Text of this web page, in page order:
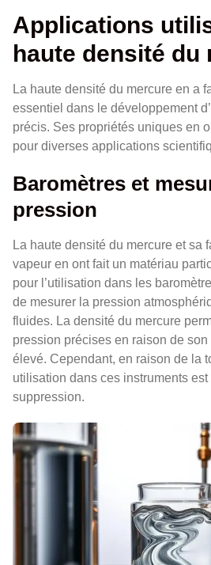
Applications
haute densité du
La haute densité du mercure en a
essentiel dans le développement
précis. Ses propriétés uniques en
pour diverses applications
Baromètres et
pression
La haute densité du mercure et sa
vapeur en ont fait un matériau
pour l’utilisation dans les
de mesurer la pression
fluides. La densité du mercure
pression précises en raison de
élevé. Cependant, en raison de la
utilisation dans ces instruments est
suppression.